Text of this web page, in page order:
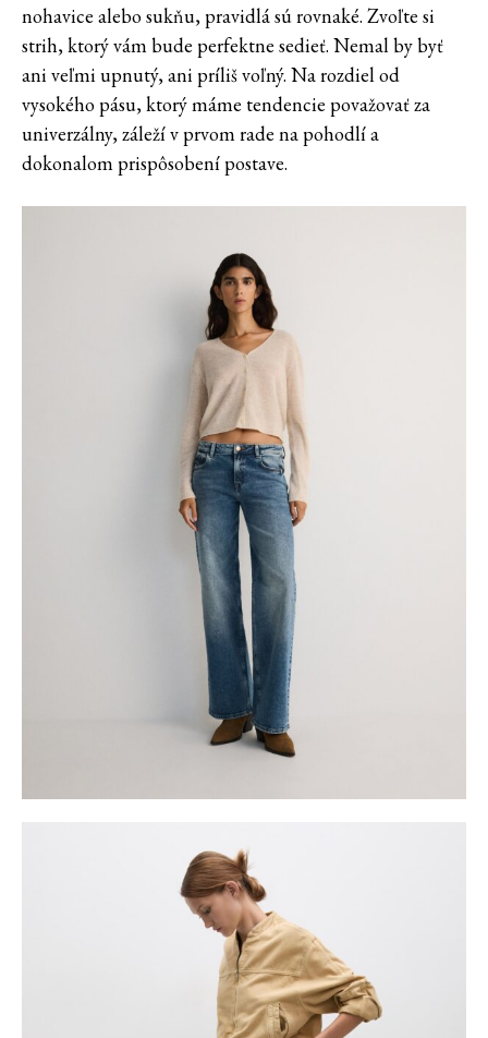
nohavice alebo sukňu, pravidlá sú rovnaké. Zvoľte si
strih, ktorý vám bude perfektne sedieť. Nemal by byť
ani veľmi upnutý, ani príliš voľný. Na rozdiel od
vysokého pásu, ktorý máme tendencie považovať za
univerzálny, záleží v prvom rade na pohodlí a
dokonalom prispôsobení postave.